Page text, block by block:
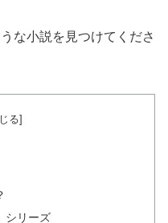
な小説を見つけてくださ
シリーズ